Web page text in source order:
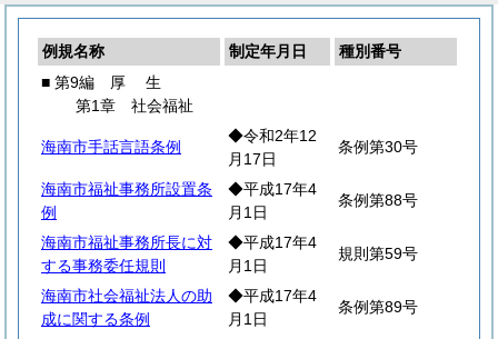
例規名称 制定年月日
種別番号
■ 第9編 厚 生
第1章 社会福祉
海南市手話言語条例
◆令和2年12
月17日
条例第30号
海南市福祉事務所設置条
例
◆平成17年4
月1日
条例第88号
海南市福祉事務所長に対
する事務委任規則
◆平成17年4
月1日
規則第59号
海南市社会福祉法人の助
成に関する条例
◆平成17年4
月1日
条例第89号